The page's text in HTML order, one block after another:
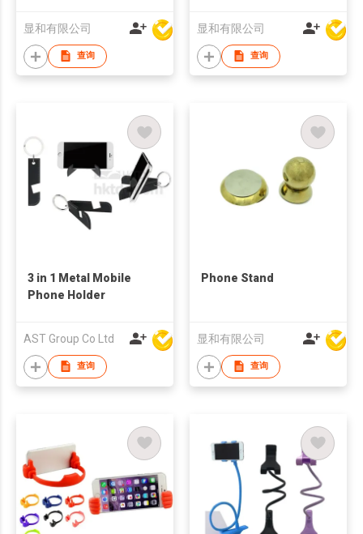
显和有限公司
查询
显和有限公司
查询
3 in 1 Metal Mobile
Phone Holder
AST Group Co Ltd
查询
Phone Stand
显和有限公司
查询